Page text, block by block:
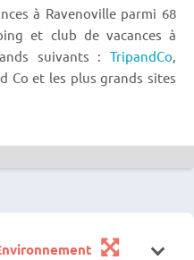
à Ravenoville parmi 68
et club de vacances à
suivants : TripandCo,
Co et les plus grands sites